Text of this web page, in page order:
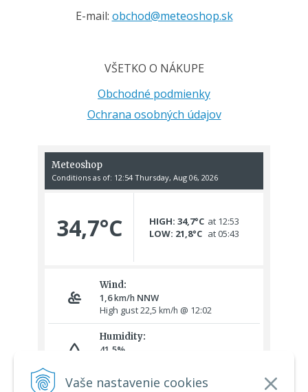
Vaše nastavenie cookies
E-mail: obchod@meteoshop.sk
VŠETKO O NÁKUPE
Obchodné podmienky
Ochrana osobných údajov